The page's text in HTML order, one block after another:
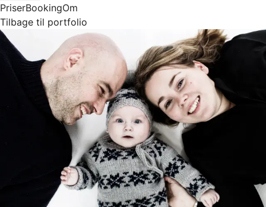
PriserBookingOm
Tilbage til portfolio